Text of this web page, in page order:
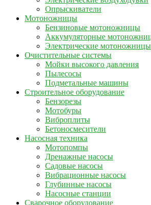
Опрыскиватели
Мотоножницы
Бензиновые мотоножницы
Аккумуляторные
Электрические мотоножницы
Очистительные системы
Мойки высокого давления
Пылесосы
Подметальные машины
Строительное оборудование
Бензорезы
Мотобуры
Виброплиты
Бетоносмесители
Насосная техника
Мотопомпы
Дренажные насосы
Садовые насосы
Вибрационные насосы
Глубинные насосы
Насосные станции
Сварочное оборудование